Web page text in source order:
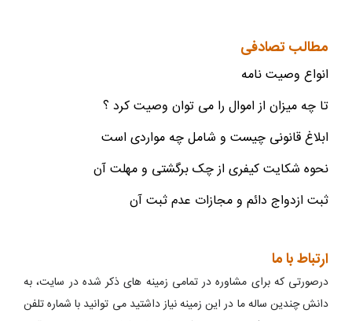
مطالب تصادفی
انواع وصیت نامه
تا چه میزان از اموال را می توان وصیت کرد ؟
ابلاغ قانونی چیست و شامل چه مواردی است
نحوه شکایت کیفری از چک برگشتی و مهلت آن
ثبت ازدواج دائم و مجازات عدم ثبت آن
ارتباط با ما
درصورتی که برای مشاوره در تمامی زمینه های ذکر شده در سایت، به
دانش چندین ساله ما در این زمینه نیاز داشتید می توانید با شماره تلفن